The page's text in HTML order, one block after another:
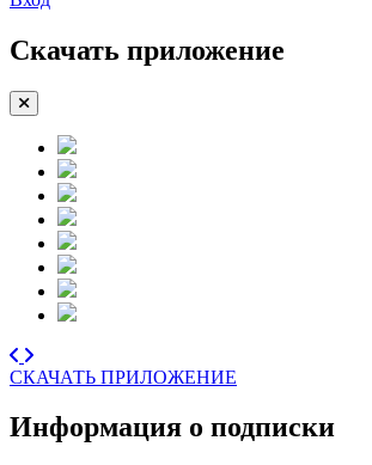
Скачать приложение
СКАЧАТЬ ПРИЛОЖЕНИЕ
Информация о подписки